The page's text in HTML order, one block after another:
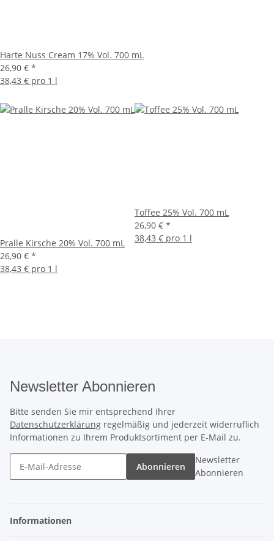
Harte Nuss Cream 17% Vol. 700 mL
26,90 € *
38,43 € pro 1 l
Pralle Kirsche 20% Vol. 700 mL
26,90 € *
38,43 € pro 1 l
Toffee 25% Vol. 700 mL
26,90 € *
38,43 € pro 1 l
Newsletter Abonnieren
Bitte senden Sie mir entsprechend Ihrer
Datenschutzerklärung regelmäßig und jederzeit widerruflich
Informationen zu Ihrem Produktsortiment per E-Mail zu.
Abonnieren
Newsletter
Abonnieren
Informationen